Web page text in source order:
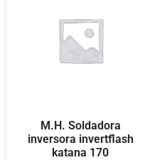
M.H. Soldadora
inversora invertflash
katana 170